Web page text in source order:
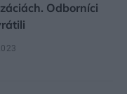
Odborníci